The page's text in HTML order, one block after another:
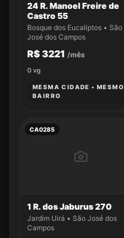
24 R. Manoel Freire de
Castro 55
Bosque dos Eucaliptos • São
José dos Campos
R$ 3221 /mês
0 vg
MESMA CIDADE • MESMO
BAIRRO
CA0285
1 R. dos Jaburus 270
Jardim Uirá • São José dos
Campos